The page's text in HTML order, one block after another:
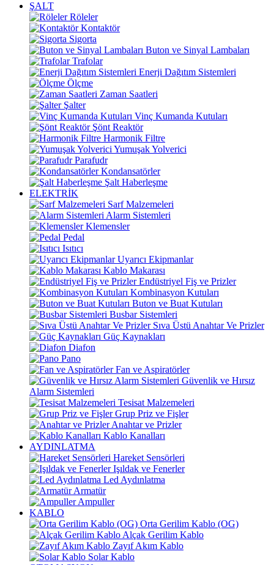
ŞALT
Röleler
Kontaktör
Sigorta
Buton ve Sinyal Lambaları
Trafolar
Enerji Dağıtım Sistemleri
Ölçme
Zaman Saatleri
Şalter
Vinç Kumanda Kutuları
Şönt Reaktör
Harmonik Filtre
Yumuşak Yolverici
Parafudr
Kondansatörler
Şalt Haberleşme
ELEKTRİK
Sarf Malzemeleri
Alarm Sistemleri
Klemensler
Pedal
Isıtıcı
Uyarıcı Ekipmanlar
Kablo Makarası
Endüstriyel Fiş ve Prizler
Kombinasyon Kutuları
Buton ve Buat Kutuları
Busbar Sistemleri
Sıva Üstü Anahtar Ve Prizler
Güç Kaynakları
Diafon
Pano
Fan ve Aspiratörler
Güvenlik ve Hırsız
Alarm Sistemleri
Tesisat Malzemeleri
Grup Priz ve Fişler
Anahtar ve Prizler
Kablo Kanalları
AYDINLATMA
Hareket Sensörleri
Işıldak ve Fenerler
Led Aydınlatma
Armatür
Ampuller
KABLO
Orta Gerilim Kablo (OG)
Alçak Gerilim Kablo
Zayıf Akım Kablo
Solar Kablo